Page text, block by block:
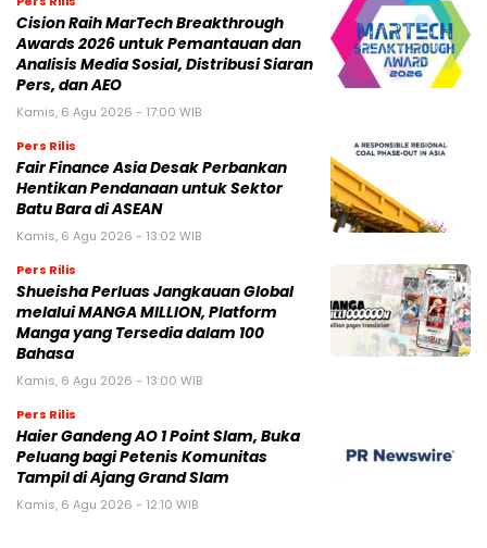
Cision Raih MarTech Breakthrough
Awards 2026 untuk Pemantauan dan
Analisis Media Sosial, Distribusi Siaran
Pers, dan AEO
Kamis, 6 Agu 2026 - 17:00 WIB
Pers Rilis
Fair Finance Asia Desak Perbankan
Hentikan Pendanaan untuk Sektor
Batu Bara di ASEAN
Kamis, 6 Agu 2026 - 13:02 WIB
Pers Rilis
Shueisha Perluas Jangkauan Global
melalui MANGA MILLION, Platform
Manga yang Tersedia dalam 100
Bahasa
Kamis, 6 Agu 2026 - 13:00 WIB
Pers Rilis
Haier Gandeng AO 1 Point Slam, Buka
Peluang bagi Petenis Komunitas
Tampil di Ajang Grand Slam
Kamis, 6 Agu 2026 - 12:10 WIB